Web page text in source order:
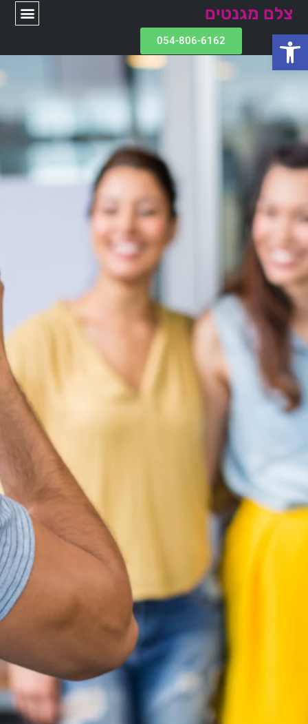
פתח סרגל נגישות
צלם מגנטים
054-806-6162